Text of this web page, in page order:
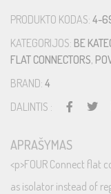
PRODUKTO KODAS: 4-
KATEGORIJOS: BE
FLAT CONNECTORS,
BRAND: 4
DALINTIS :
APRAŠYMAS
<p>FOUR Connect flat
as isolator instead of